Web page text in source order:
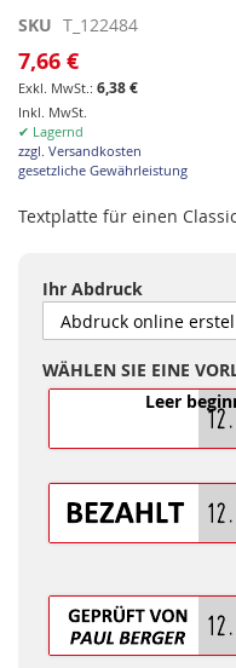
Zum
der
Bildgalerie
springen
SKU T_122484
7,66 €
6,38 €
Inkl. MwSt.
✔ Lagernd
zzgl. Versandkosten
gesetzliche Gewährleistung
Textplatte für einen
Ihr Abdruck
WÄHLEN SIE EINE
Leer